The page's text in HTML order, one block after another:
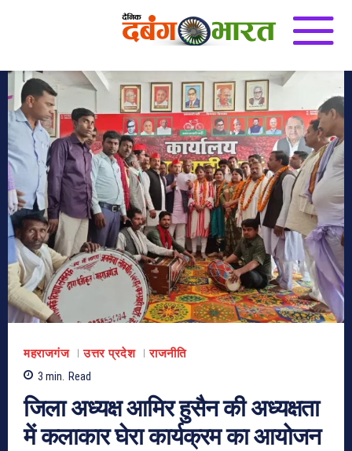
महराजगंज उत्तर प्रदेश
राजनीति
3 min. Read
जिला अध्यक्ष आमिर हुसैन की अध्यक्षता
में कलाकार घेरा कार्यक्रम का आयोजन